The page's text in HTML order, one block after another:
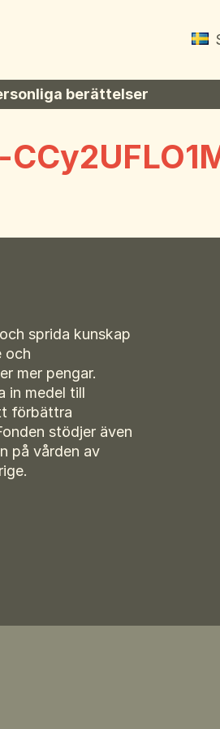
berättelser
sprida kunskap
och
mer pengar.
in medel till
förbättra
stödjer även
på vården av